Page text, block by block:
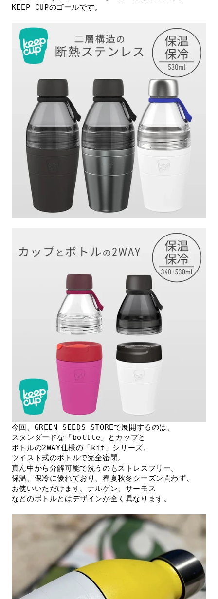
今回、GREEN SEEDS STOREで展開するのは、
スタンダードな「bottle」とカップと
ボトルの2WAY仕様の「kit」シリーズ。
ツイスト式のボトルで完全密閉。
真ん中から分解可能で洗うのもストレスフリー。
保温、保冷に優れており、春夏秋冬シーズン問わず、
お使いいただけます。ナルゲン、サーモス
などのボトルとはデザインが全く異なります。